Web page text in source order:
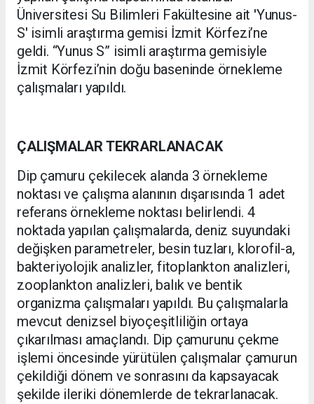
Üniversitesi Su Bilimleri Fakültesine ait 'Yunus-
S' isimli araştırma gemisi İzmit Körfezi’ne
geldi. “Yunus S” isimli araştırma gemisiyle
İzmit Körfezi’nin doğu baseninde örnekleme
çalışmaları yapıldı.
ÇALIŞMALAR TEKRARLANACAK
Dip çamuru çekilecek alanda 3 örnekleme
noktası ve çalışma alanının dışarısında 1 adet
referans örnekleme noktası belirlendi. 4
noktada yapılan çalışmalarda, deniz suyundaki
değişken parametreler, besin tuzları, klorofil-a,
bakteriyolojik analizler, fitoplankton analizleri,
zooplankton analizleri, balık ve bentik
organizma çalışmaları yapıldı. Bu çalışmalarla
mevcut denizsel biyoçeşitliliğin ortaya
çıkarılması amaçlandı. Dip çamurunu çekme
işlemi öncesinde yürütülen çalışmalar çamurun
çekildiği dönem ve sonrasını da kapsayacak
şekilde ileriki dönemlerde de tekrarlanacak.